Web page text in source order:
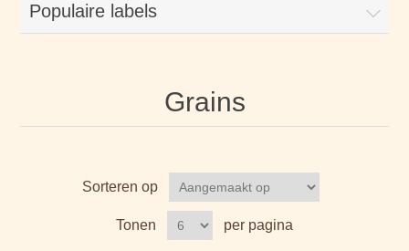
Populaire labels
Grains
Sorteren op
Tonen per pagina